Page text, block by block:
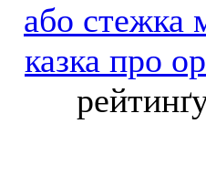
або стежка
казка про